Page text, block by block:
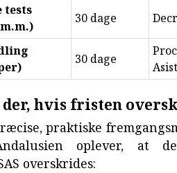
tests
30 dage
30 dage
hvis fristen
praktiske
oplever, at de
overskrides: